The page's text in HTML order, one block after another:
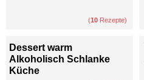
(10 Rezepte)
Dessert warm
Alkoholisch Schlanke
Küche